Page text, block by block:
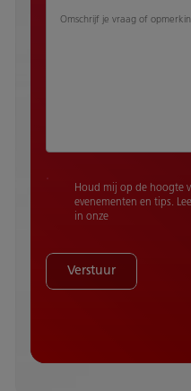
Omschrijf je vraag of
Houd mij op de hoogte
evenementen en tips.
in onze
Verstuur